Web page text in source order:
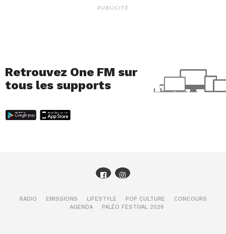
PUBLICITÉ
Retrouvez One FM sur
tous les supports
RADIO EMISSIONS LIFESTYLE POP CULTURE
CONCOURS
AGENDA
PALÉO FESTIVAL 2026